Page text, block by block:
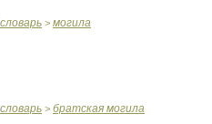
> могила
> братская могила